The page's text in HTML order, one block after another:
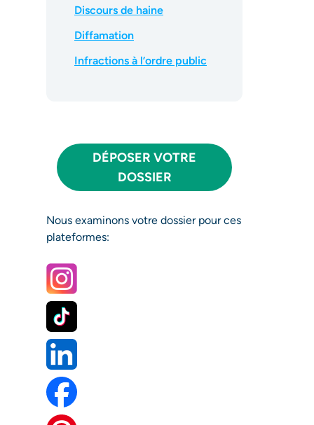
Discours de haine
Diffamation
Infractions à l’ordre public
DÉPOSER VOTRE
DOSSIER
Nous examinons votre dossier pour ces
plateformes: